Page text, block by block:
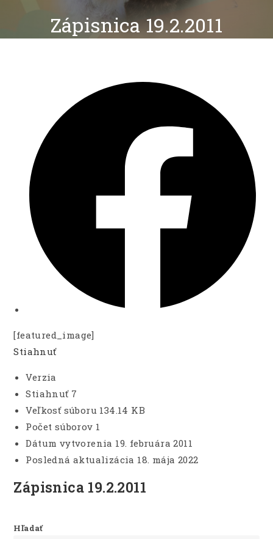
Zápisnica 19.2.2011
window
[featured_image]
Stiahnuť
Verzia
Stiahnuť 7
Veľkosť súboru 134.14 KB
Počet súborov 1
Dátum vytvorenia 19. februára 2011
Posledná aktualizácia 18. mája 2022
Zápisnica 19.2.2011
Hľadať